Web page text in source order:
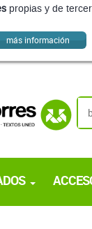
propias y de
más información